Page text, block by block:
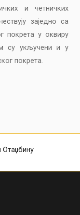
и четничких
заједно са
покрета у оквиру
су укључени и у
покрета.